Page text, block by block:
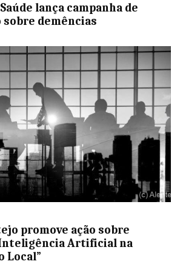
lança campanha de
demências
promove ação sobre
Inteligência Artificial na
Local”